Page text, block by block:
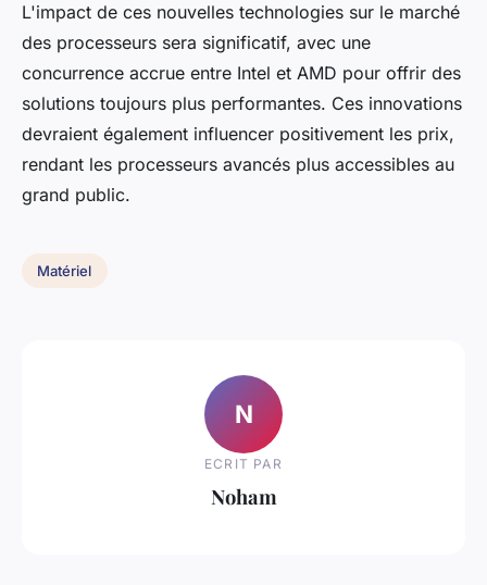
L'impact de ces nouvelles technologies sur le marché
des processeurs sera significatif, avec une
concurrence accrue entre Intel et AMD pour offrir des
solutions toujours plus performantes. Ces innovations
devraient également influencer positivement les prix,
rendant les processeurs avancés plus accessibles au
grand public.
Matériel
N
ECRIT PAR
Noham